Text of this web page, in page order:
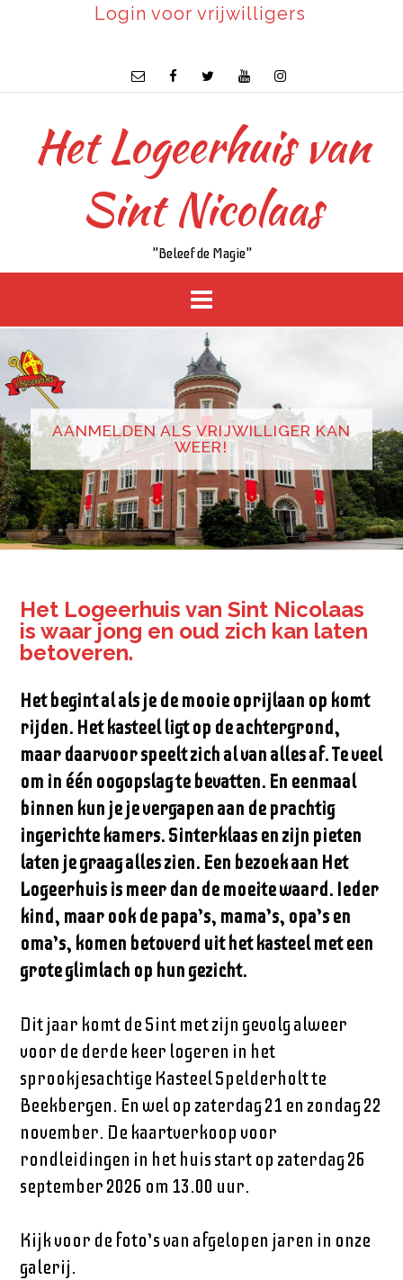
Login voor vrijwilligers
Het Logeerhuis van
Sint Nicolaas
"Beleef de Magie"
AANMELDEN ALS VRIJWILLIGER KAN
WEER!
Het Logeerhuis van Sint Nicolaas
is waar jong en oud zich kan laten
betoveren.
Het begint al als je de mooie oprijlaan op komt
rijden. Het kasteel ligt op de achtergrond,
maar daarvoor speelt zich al van alles af. Te veel
om in één oogopslag te bevatten. En eenmaal
binnen kun je je vergapen aan de prachtig
ingerichte kamers. Sinterklaas en zijn pieten
laten je graag alles zien. Een bezoek aan Het
Logeerhuis is meer dan de moeite waard. Ieder
kind, maar ook de papa’s, mama’s, opa’s en
oma’s, komen betoverd uit het kasteel met een
grote glimlach op hun gezicht.
Dit jaar komt de Sint met zijn gevolg alweer
voor de derde keer logeren in het
sprookjesachtige Kasteel Spelderholt te
Beekbergen. En wel op zaterdag 21 en zondag 22
november. De kaartverkoop voor
rondleidingen in het huis start op zaterdag 26
september 2026 om 13.00 uur.
Kijk voor de foto’s van afgelopen jaren in onze
galerij.